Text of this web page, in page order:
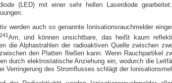
(LED) mit einer sehr hellen Laserdiode
werden auch so genannte Ionisationsrauchmelder
241Am, und können unsichtbare, das heißt kaum
die Alphastrahlen der radioaktiven Quelle zwischen
den Platten fließen kann. Wenn Rauchpartikel
durch elektrostatische Anziehung ein, wodurch die
Verringerung des Stromflusses schlägt der